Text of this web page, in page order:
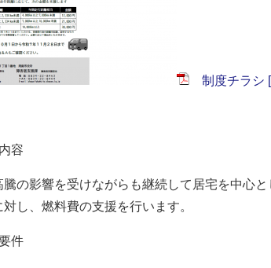
制度チラシ
容
騰の影響を受けながらも継続して居宅を中心
対し、燃料費の支援を行います。
件